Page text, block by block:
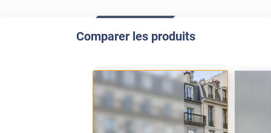
Comparer les produits